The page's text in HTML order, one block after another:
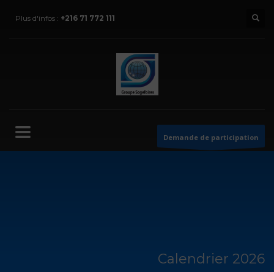
Plus d'infos : +216 71 772 111
Demande de participation
Calendrier 2026